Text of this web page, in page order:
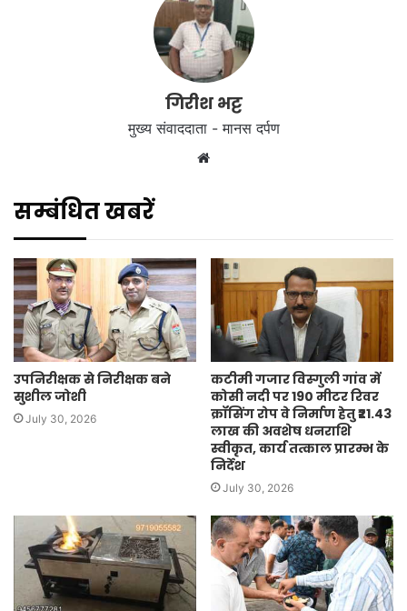
गिरीश भट्ट
मुख्य संवाददाता - मानस दर्पण
Website
सम्बंधित खबरें
उपनिरीक्षक से निरीक्षक बने
सुशील जोशी
July 30, 2026
कटीमी गजार विस्गुली गांव में
कोसी नदी पर 190 मीटर रिवर
क्रॉसिंग रोप वे निर्माण हेतु ₹21.43
लाख की अवशेष धनराशि
स्वीकृत, कार्य तत्काल प्रारम्भ के
निर्देश
July 30, 2026